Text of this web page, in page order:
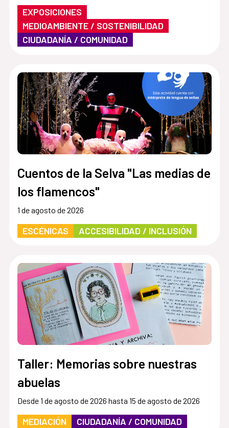
EXPOSICIONES
MEDIOAMBIENTE / SOSTENIBILIDAD
CIUDADANÍA / COMUNIDAD
Cuentos de la Selva "Las medias de
los flamencos"
1 de agosto de 2026
ESCÉNICAS ACCESIBILIDAD / INCLUSIÓN
Taller: Memorias sobre nuestras
abuelas
Desde 1 de agosto de 2026 hasta 15 de agosto de 2026
MEDIACIÓN CIUDADANÍA / COMUNIDAD